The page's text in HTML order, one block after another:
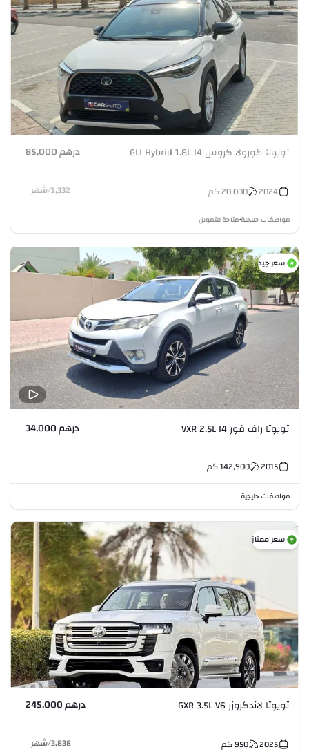
تويوتا كورولا كروس GLI Hybrid 1.8L I4 درهم 85,000
2024
20,000كم 1,332
/شهر
مواصفات خليجية•متاحة للتمويل
سعر جيد
تويوتا راف فور VXR 2.5L I4 درهم 34,000
2015
142,900كم
مواصفات خليجية
سعر ممتاز
تويوتا لاندكروزر GXR 3.5L V6 درهم 245,000
2025
950كم 3,838
/شهر